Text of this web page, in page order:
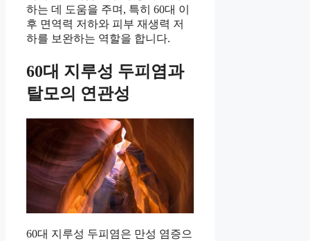
하는 데 도움을 주며, 특히 60대 이
후 면역력 저하와 피부 재생력 저
하를 보완하는 역할을 합니다.
60대 지루성 두피염과
탈모의 연관성
60대 지루성 두피염은 만성 염증으